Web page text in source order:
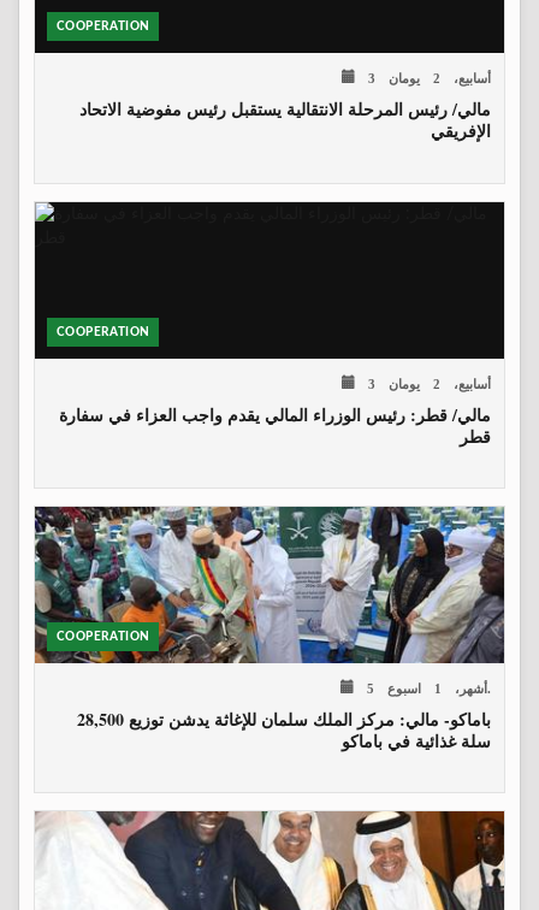
COOPERATION
3 أسابيع، 2 يومان
مالي/ رئيس المرحلة الانتقالية يستقبل رئيس مفوضية الاتحاد
الإفريقي
COOPERATION
3 أسابيع، 2 يومان
مالي/ قطر: رئيس الوزراء المالي يقدم واجب العزاء في سفارة
قطر
COOPERATION
باماكو- مالي: مركز الملك سلمان للإغاثة يدشن توزيع 28,500
سلة غذائية في باماكو